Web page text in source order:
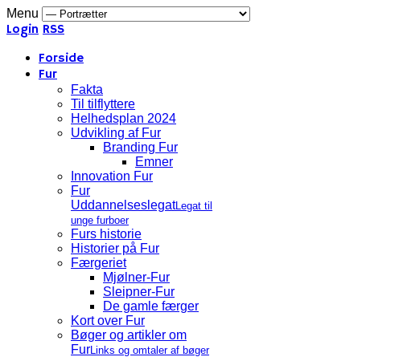
Menu
Login RSS
Forside
Fur
Fakta
Til tilflyttere
Helhedsplan 2024
Udvikling af Fur
Branding Fur
Emner
Innovation Fur
Fur
UddannelseslegatLegat til
unge furboer
Furs historie
Historier på Fur
Færgeriet
Mjølner-Fur
Sleipner-Fur
De gamle færger
Kort over Fur
Bøger og artikler om
FurLinks og omtaler af bøger